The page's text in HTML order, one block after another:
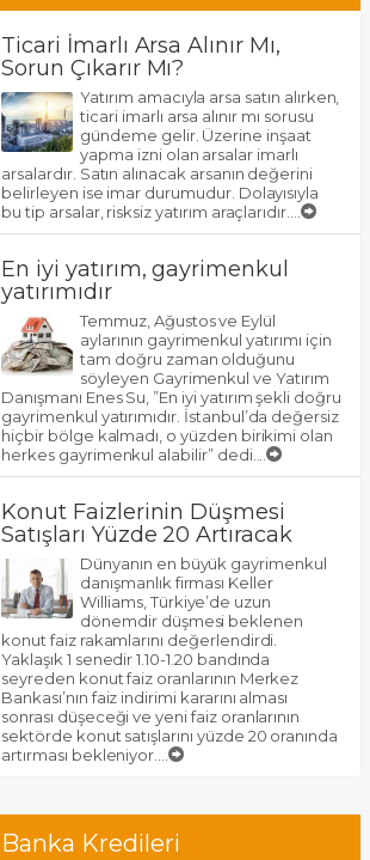
Ticari İmarlı Arsa Alınır Mı,
Sorun Çıkarır Mı?
Yatırım amacıyla arsa satın alırken,
ticari imarlı arsa alınır mı sorusu
gündeme gelir. Üzerine inşaat
yapma izni olan arsalar imarlı
arsalardır. Satın alınacak arsanın değerini
belirleyen ise imar durumudur. Dolayısıyla
bu tip arsalar, risksiz yatırım araçlarıdır....
En iyi yatırım, gayrimenkul
yatırımıdır
Temmuz, Ağustos ve Eylül
aylarının gayrimenkul yatırımı için
tam doğru zaman olduğunu
söyleyen Gayrimenkul ve Yatırım
Danışmanı Enes Su, ”En iyi yatırım şekli doğru
gayrimenkul yatırımıdır. İstanbul’da değersiz
hiçbir bölge kalmadı, o yüzden birikimi olan
herkes gayrimenkul alabilir” dedi....
Konut Faizlerinin Düşmesi
Satışları Yüzde 20 Artıracak
Dünyanın en büyük gayrimenkul
danışmanlık firması Keller
Williams, Türkiye’de uzun
dönemdir düşmesi beklenen
konut faiz rakamlarını değerlendirdi.
Yaklaşık 1 senedir 1.10-1.20 bandında
seyreden konut faiz oranlarının Merkez
Bankası’nın faiz indirimi kararını alması
sonrası düşeceği ve yeni faiz oranlarının
sektörde konut satışlarını yüzde 20 oranında
artırması bekleniyor....
Banka Kredileri